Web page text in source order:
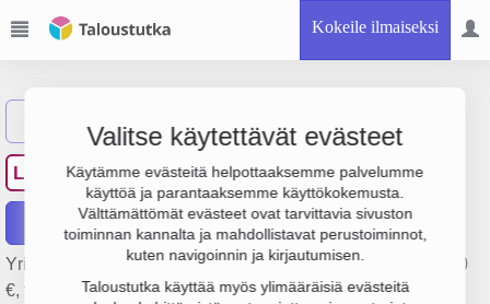
Kokeile ilmaiseksi
Valitse käytettävät evästeet
Käytämme evästeitä helpottaaksemme palvelumme
käyttöä ja parantaaksemme käyttökokemusta.
Välttämättömät evästeet ovat tarvittavia sivuston
toiminnan kannalta ja mahdollistavat perustoiminnot,
kuten navigoinnin ja kirjautumisen.
Taloustutka käyttää myös ylimääräisiä evästeitä
LP Loukonlahden Puotitalo Oy
Raportit
Yrityksen Loukonlahden Puotitalo Oy liikevaihto on 214 000
€, tulos 21 000 € ja henkilöstömäärä 0. Sen päätoimiala on